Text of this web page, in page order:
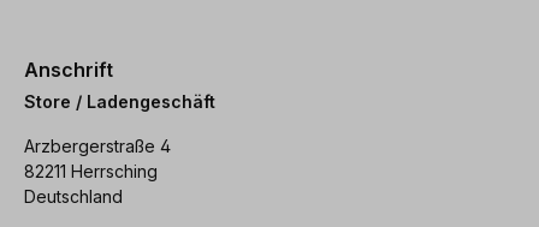
Anschrift
Store / Ladengeschäft
Arzbergerstraße 4
82211 Herrsching
Deutschland